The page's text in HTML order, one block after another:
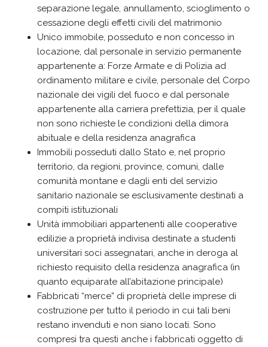
separazione legale, annullamento, scioglimento o
cessazione degli effetti civili del matrimonio
Unico immobile, posseduto e non concesso in
locazione, dal personale in servizio permanente
appartenente a: Forze Armate e di Polizia ad
ordinamento militare e civile, personale del Corpo
nazionale dei vigili del fuoco e dal personale
appartenente alla carriera prefettizia, per il quale
non sono richieste le condizioni della dimora
abituale e della residenza anagrafica
Immobili posseduti dallo Stato e, nel proprio
territorio, da regioni, province, comuni, dalle
comunità montane e dagli enti del servizio
sanitario nazionale se esclusivamente destinati a
compiti istituzionali
Unità immobiliari appartenenti alle cooperative
edilizie a proprietà indivisa destinate a studenti
universitari soci assegnatari, anche in deroga al
richiesto requisito della residenza anagrafica (in
quanto equiparate all’abitazione principale)
Fabbricati “merce” di proprietà delle imprese di
costruzione per tutto il periodo in cui tali beni
restano invenduti e non siano locati. Sono
compresi tra questi anche i fabbricati oggetto di